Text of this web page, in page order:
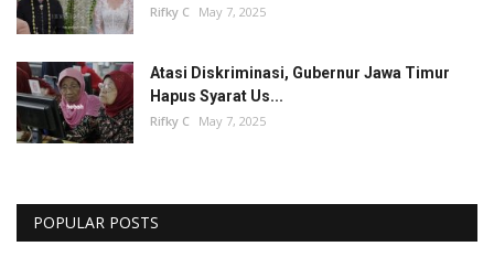
Rifky C May 7, 2025
Atasi Diskriminasi, Gubernur Jawa Timur
Hapus Syarat Us...
Rifky C May 7, 2025
POPULAR POSTS